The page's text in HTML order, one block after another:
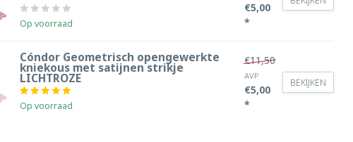
Op voorraad
€5,00
*
Cóndor Geometrisch opengewerkte
kniekous met satijnen strikje
LICHTROZE
Op voorraad
€11,50
AVP
€5,00
*
BEKIJKEN